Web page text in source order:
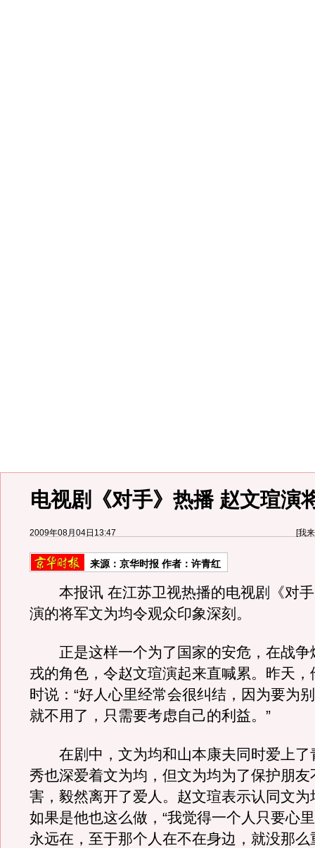
电视剧《对手》热播 赵文瑄演
2009年08月04日13:47 [我
来源： 京华时报作者：许青红
本报讯 在江苏卫视热播的电视剧《对手
演的将军文为均令观众印象深刻。
正是这样一个为了国家的安危，在战争
戎的角色，令赵文瑄演起来直喊累。昨天，
时说：“好人心里经常会很纠结，因为要为
就不用了，只需要考虑自己的利益。”
在剧中，文为均和山本康夫同时爱上了
秀也深爱着文为均，但文为均为了保护朋友
害，毅然离开了爱人。赵文瑄表示认同文为
如果是他也这么做，“我觉得一个人只要心
永远在，至于那个人在不在身边，就没那么